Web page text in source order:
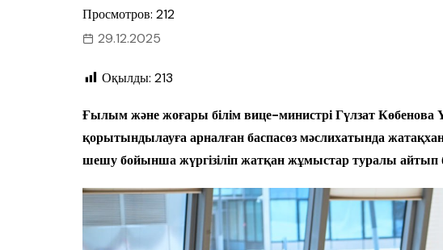
Просмотров: 212
29.12.2025
Оқылды: 213
Ғылым және жоғары білім вице-министрі Гүлзат
қорытындылауға арналған баспасөз мәслихатында
шешу бойынша жүргізіліп жатқан жұмыстар туралы айтып